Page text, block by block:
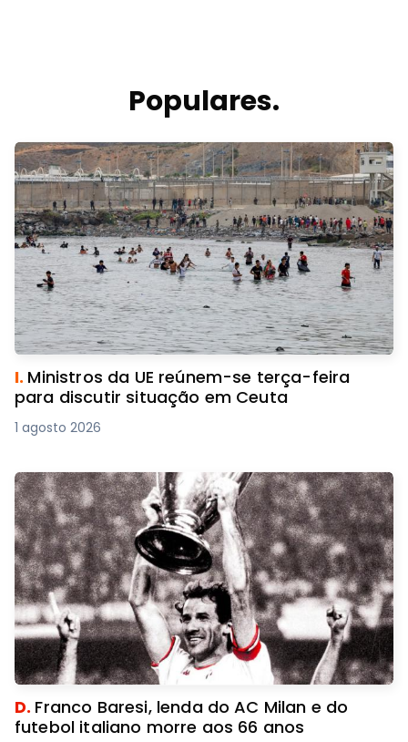
Populares.
I. Ministros da UE reúnem-se terça-feira
para discutir situação em Ceuta
1 agosto 2026
D. Franco Baresi, lenda do AC Milan e do
futebol italiano morre aos 66 anos